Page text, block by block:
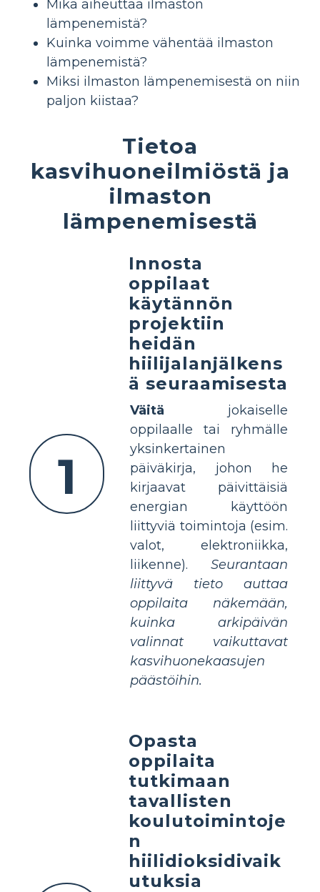
Mikä aiheuttaa ilmaston
lämpenemistä?
Kuinka voimme vähentää ilmaston
lämpenemistä?
Miksi ilmaston lämpenemisestä on niin
paljon kiistaa?
Tietoa
kasvihuoneilmiöstä ja
ilmaston
lämpenemisestä
1
Innosta
oppilaat
käytännön
projektiin
heidän
hiilijalanjälkens
ä seuraamisesta
Väitä jokaiselle
oppilaalle tai ryhmälle
yksinkertainen
päiväkirja, johon he
kirjaavat päivittäisiä
energian käyttöön
liittyviä toimintoja (esim.
valot, elektroniikka,
liikenne). Seurantaan
liittyvä tieto auttaa
oppilaita näkemään,
kuinka arkipäivän
valinnat vaikuttavat
kasvihuonekaasujen
päästöihin.
Opasta
oppilaita
tutkimaan
tavallisten
koulutoimintoje
n
hiilidioksidivaik
utuksia